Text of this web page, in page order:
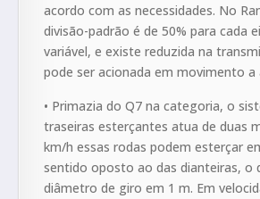
acordo com as necessidades. No
divisão-padrão é de 50% para cada
variável, e existe reduzida na
pode ser acionada em movimento a
• Primazia do Q7 na categoria, o
traseiras esterçantes atua de duas
km/h essas rodas podem esterçar
sentido oposto ao das dianteiras, o
diâmetro de giro em 1 m. Em